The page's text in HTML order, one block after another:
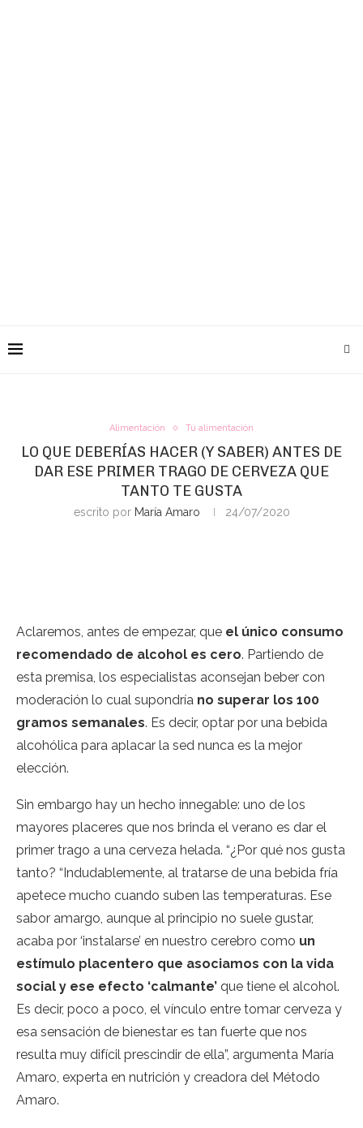
Alimentación Tú alimentación
LO QUE DEBERÍAS HACER (Y SABER) ANTES DE
DAR ESE PRIMER TRAGO DE CERVEZA QUE
TANTO TE GUSTA
escrito por María Amaro 24/07/2020
Aclaremos, antes de empezar, que el único consumo
recomendado de alcohol es cero. Partiendo de
esta premisa, los especialistas aconsejan beber con
moderación lo cual supondría no superar los 100
gramos semanales. Es decir, optar por una bebida
alcohólica para aplacar la sed nunca es la mejor
elección.
Sin embargo hay un hecho innegable: uno de los
mayores placeres que nos brinda el verano es dar el
primer trago a una cerveza helada. “¿Por qué nos gusta
tanto? “Indudablemente, al tratarse de una bebida fría
apetece mucho cuando suben las temperaturas. Ese
sabor amargo, aunque al principio no suele gustar,
acaba por ‘instalarse’ en nuestro cerebro como un
estímulo placentero que asociamos con la vida
social y ese efecto ‘calmante’ que tiene el alcohol.
Es decir, poco a poco, el vínculo entre tomar cerveza y
esa sensación de bienestar es tan fuerte que nos
resulta muy difícil prescindir de ella”, argumenta María
Amaro, experta en nutrición y creadora del Método
Amaro.